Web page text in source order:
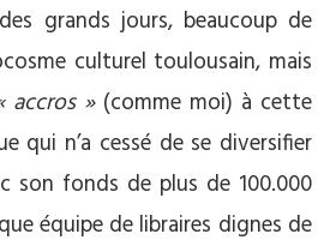
des grands jours, beaucoup de
culturel toulousain, mais
accros »(comme moi) à cette
qui n’a cessé de se diversifier
son fonds de plus de 100.000
équipe de libraires dignes de